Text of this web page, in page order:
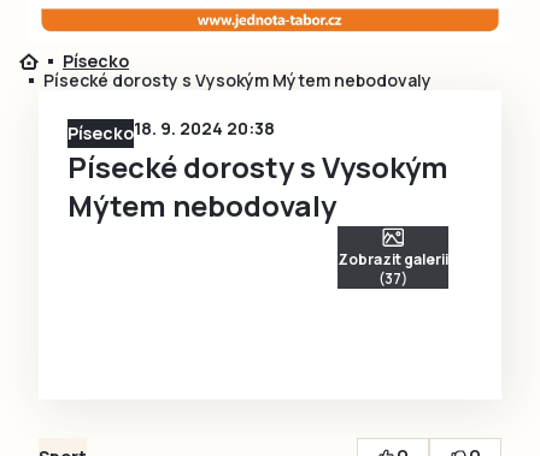
Ještě nemám účet, chci seRegistrovat
Písecko
Písecké dorosty s Vysokým Mýtem nebodovaly
Písecko18. 9. 2024 20:38
Písecké dorosty s Vysokým
Mýtem nebodovaly
Zobrazit galerii
(37)